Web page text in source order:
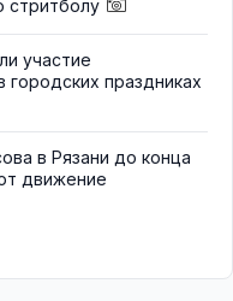
стритболу
участие
городских праздниках
в Рязани до конца
движение